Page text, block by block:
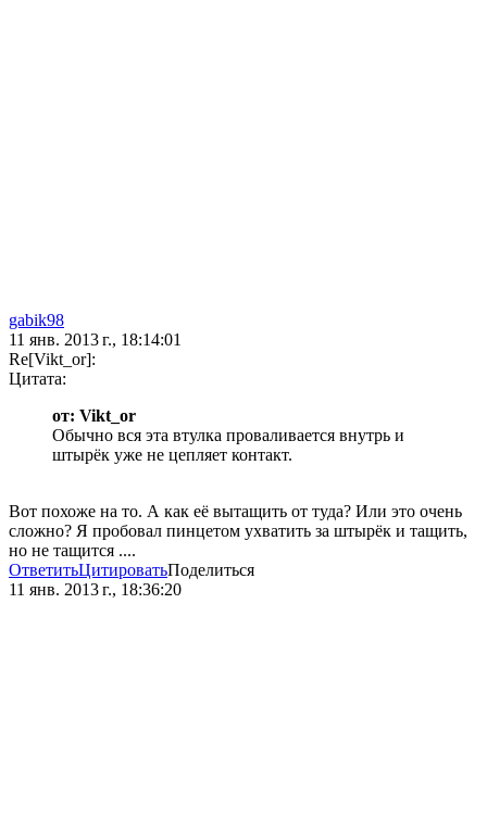
gabik98
11 янв. 2013 г., 18:14:01
Re[Vikt_or]:
Цитата:
от: Vikt_or
Обычно вся эта втулка проваливается внутрь и
штырёк уже не цепляет контакт.
Вот похоже на то. А как её вытащить от туда? Или это очень
сложно? Я пробовал пинцетом ухватить за штырёк и тащить,
но не тащится ....
ОтветитьЦитироватьПоделиться
11 янв. 2013 г., 18:36:20